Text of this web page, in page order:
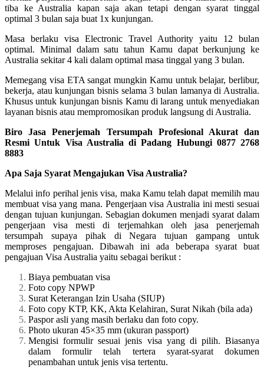
tiba ke Australia kapan saja akan tetapi dengan syarat tinggal
optimal 3 bulan saja buat 1x kunjungan.
Masa berlaku visa Electronic Travel Authority yaitu 12 bulan
optimal. Minimal dalam satu tahun Kamu dapat berkunjung ke
Australia sekitar 4 kali dalam optimal masa tinggal yang 3 bulan.
Memegang visa ETA sangat mungkin Kamu untuk belajar, berlibur,
bekerja, atau kunjungan bisnis selama 3 bulan lamanya di Australia.
Khusus untuk kunjungan bisnis Kamu di larang untuk menyediakan
layanan bisnis atau mempromosikan produk langsung di Australia.
Biro Jasa Penerjemah Tersumpah Profesional Akurat dan
Resmi Untuk Visa Australia di Padang Hubungi 0877 2768
8883
Apa Saja Syarat Mengajukan Visa Australia?
Melalui info perihal jenis visa, maka Kamu telah dapat memilih mau
membuat visa yang mana. Pengerjaan visa Australia ini mesti sesuai
dengan tujuan kunjungan. Sebagian dokumen menjadi syarat dalam
pengerjaan visa mesti di terjemahkan oleh jasa penerjemah
tersumpah supaya pihak di Negara tujuan gampang untuk
memproses pengajuan. Dibawah ini ada beberapa syarat buat
pengajuan Visa Australia yaitu sebagai berikut :
Biaya pembuatan visa
Foto copy NPWP
Surat Keterangan Izin Usaha (SIUP)
Foto copy KTP, KK, Akta Kelahiran, Surat Nikah (bila ada)
Paspor asli yang masih berlaku dan foto copy.
Photo ukuran 45×35 mm (ukuran passport)
Mengisi formulir sesuai jenis visa yang di pilih. Biasanya
dalam formulir telah tertera syarat-syarat dokumen
penambahan untuk jenis visa tertentu.